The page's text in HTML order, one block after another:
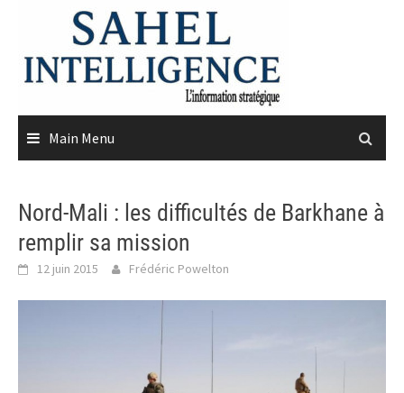
content
Main Menu
Nord-Mali : les difficultés de Barkhane à
remplir sa mission
12 juin 2015 Frédéric Powelton